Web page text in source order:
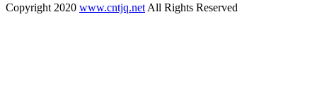
Copyright 2020 www.cntjq.net All Rights Reserved